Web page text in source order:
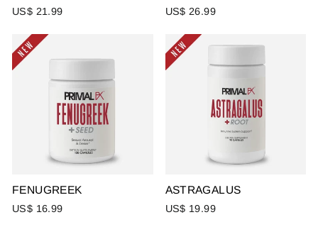
US$ 21.99 US$ 26.99
FENUGREEK
US$ 16.99
ASTRAGALUS
US$ 19.99